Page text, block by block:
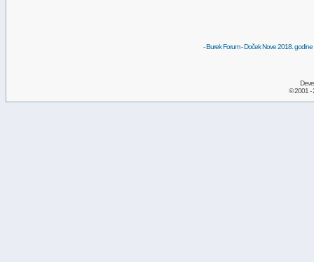
-Burek Forum-Doček Nove 2018. godine
© 2001 -